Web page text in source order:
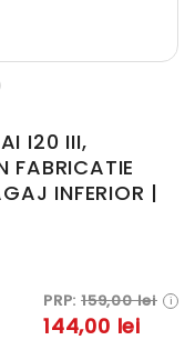
I20 III,
FABRICATIE
INFERIOR |
PRP: 159,00 lei i
144,00 lei